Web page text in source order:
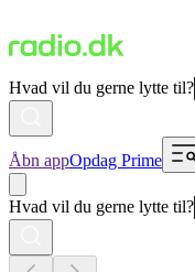
Hvad vil du gerne lytte til?
Åbn appOpdag Prime
Hvad vil du gerne lytte til?